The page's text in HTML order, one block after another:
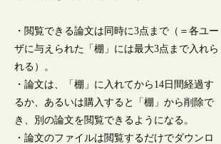
・閲覧できる論文は同時に3点まで（＝各ユー
ザに与えられた「棚」には最大3点まで入れら
れる）。
・論文は、「棚」に入れてから14日間経過す
るか、あるいは購入すると「棚」から削除で
き、別の論文を閲覧できるようになる。
・論文のファイルは閲覧するだけでダウンロ